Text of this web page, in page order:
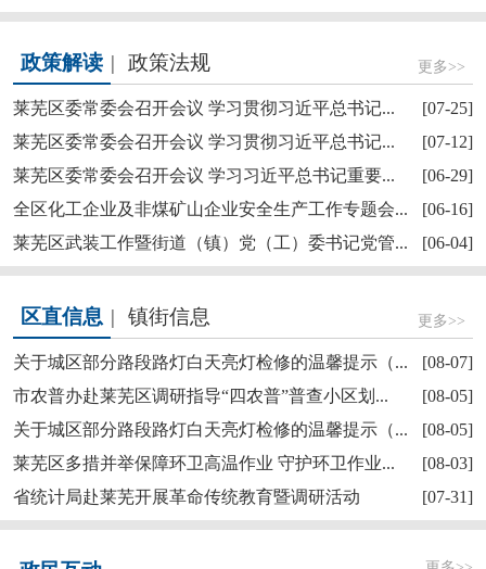
【奋斗赋未莱·访埂记】莱芜区雪野街道大罗圈村...
莱芜区委理论学习中心组进行集体学习
政策解读 | 政策法规 更多>>
莱芜区委常委会召开会议 学习贯彻习近平总书记...
[07-25]
莱芜区委常委会召开会议 学习贯彻习近平总书记...
[07-12]
莱芜区委常委会召开会议 学习习近平总书记重要...
[06-29]
全区化工企业及非煤矿山企业安全生产工作专题会...
[06-16]
莱芜区武装工作暨街道（镇）党（工）委书记党管...
[06-04]
区直信息 | 镇街信息 更多>>
关于城区部分路段路灯白天亮灯检修的温馨提示（...
[08-07]
市农普办赴莱芜区调研指导“四农普”普查小区划...
[08-05]
关于城区部分路段路灯白天亮灯检修的温馨提示（...
[08-05]
莱芜区多措并举保障环卫高温作业 守护环卫作业...
[08-03]
省统计局赴莱芜开展革命传统教育暨调研活动
[07-31]